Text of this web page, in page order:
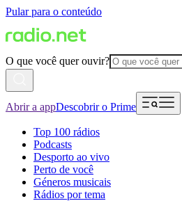
Pular para o conteúdo
O que você quer ouvir?
Abrir a appDescobrir o Prime
Top 100 rádios
Podcasts
Desporto ao vivo
Perto de você
Géneros musicais
Rádios por tema